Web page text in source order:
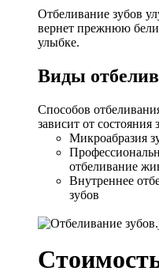
Отбеливание зубов
вернет прежнюю
улыбке.
Виды
Способов
зависит от состояния
Микроабразия
отбеливание
Внутреннее
зубов